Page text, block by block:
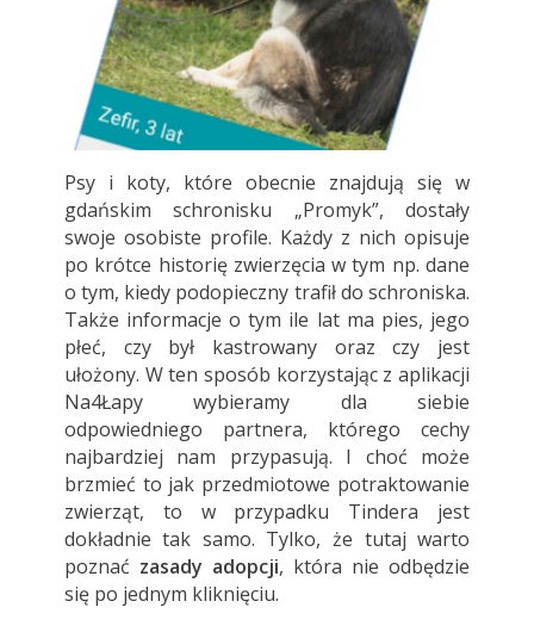
Psy i koty, które obecnie znajdują się w
gdańskim schronisku „Promyk”, dostały
swoje osobiste profile. Każdy z nich opisuje
po krótce historię zwierzęcia w tym np. dane
o tym, kiedy podopieczny trafił do schroniska.
Także informacje o tym ile lat ma pies, jego
płeć, czy był kastrowany oraz czy jest
ułożony. W ten sposób korzystając z aplikacji
Na4Łapy wybieramy dla siebie
odpowiedniego partnera, którego cechy
najbardziej nam przypasują. I choć może
brzmieć to jak przedmiotowe potraktowanie
zwierząt, to w przypadku Tindera jest
dokładnie tak samo. Tylko, że tutaj warto
poznać zasady adopcji, która nie odbędzie
się po jednym kliknięciu.